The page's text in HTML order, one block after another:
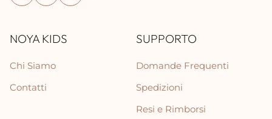
NOYA KIDS
Chi Siamo
Contatti
SUPPORTO
Domande Frequenti
Spedizioni
Resi e Rimborsi